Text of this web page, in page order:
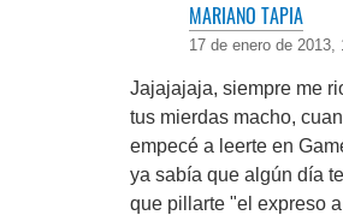
MARIANO TAPIA
17 de enero de 2013,
Jajajajaja, siempre me
tus mierdas macho,
empecé a leerte en
ya sabía que algún día
que pillarte "el expreso a